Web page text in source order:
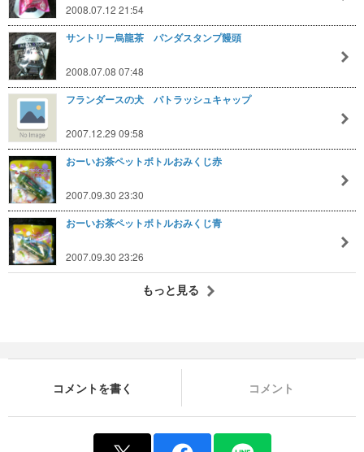
2008.07.12 21:54
サントリー烏龍茶 パンダスタンプ饅頭
2008.07.08 07:48
フランダースの犬 パトラッシュキャップ
2007.12.29 09:58
おーいお茶ペットボトルおみくじ赤
2007.09.30 23:30
おーいお茶ペットボトルおみくじ青
2007.09.30 23:26
もっと見る
コメントを書く コメント